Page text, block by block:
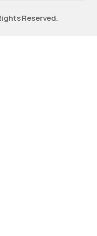
Reserved.